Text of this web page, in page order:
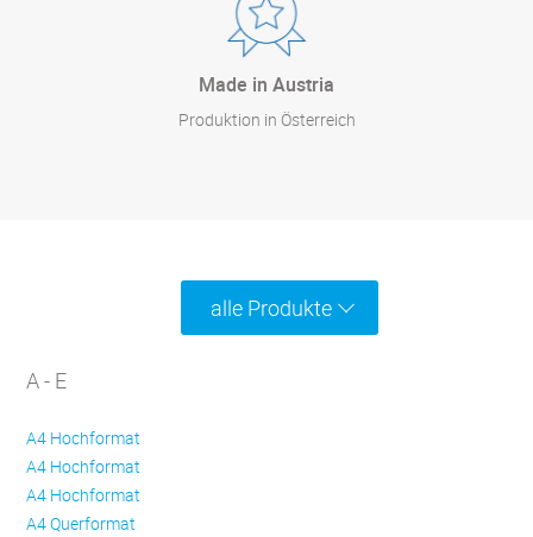
Made in Austria
Produktion in Österreich
alle Produkte
A - E
A4 Hochformat
A4 Hochformat
A4 Hochformat
A4 Querformat